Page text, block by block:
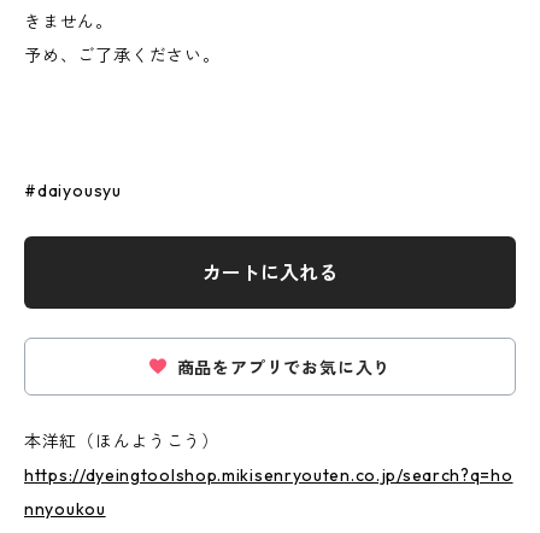
きません。
予め、ご了承ください。
#daiyousyu
カートに入れる
商品をアプリでお気に入り
本洋紅（ほんようこう）
https://dyeingtoolshop.mikisenryouten.co.jp/search?q=ho
nnyoukou